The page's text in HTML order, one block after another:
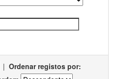
| Ordenar registos por: